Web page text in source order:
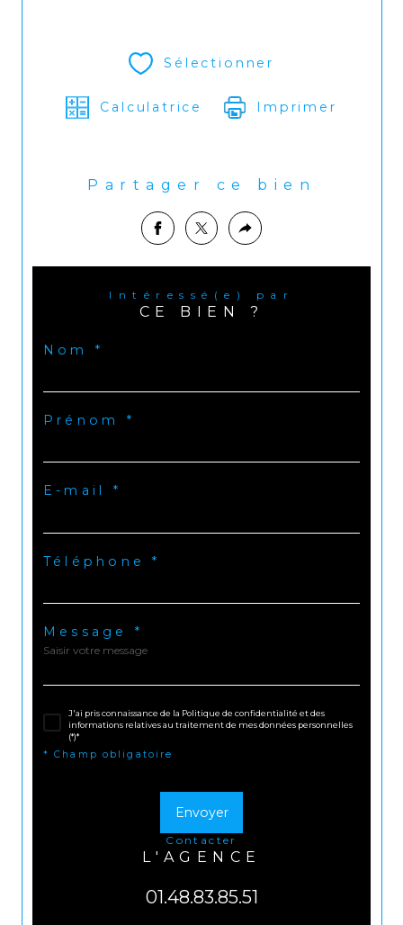
Sélectionner
Calculatrice Imprimer
Partager ce bien
Intéressé(e) par
CE BIEN ?
Nom *
Prénom *
E-mail *
Téléphone *
Message *
J'ai pris connaissance de la Politique de confidentialité et des
informations relatives au traitement de mes données personnelles
(*)*
* Champ obligatoire
Envoyer
contacter
L'AGENCE
01.48.83.85.51